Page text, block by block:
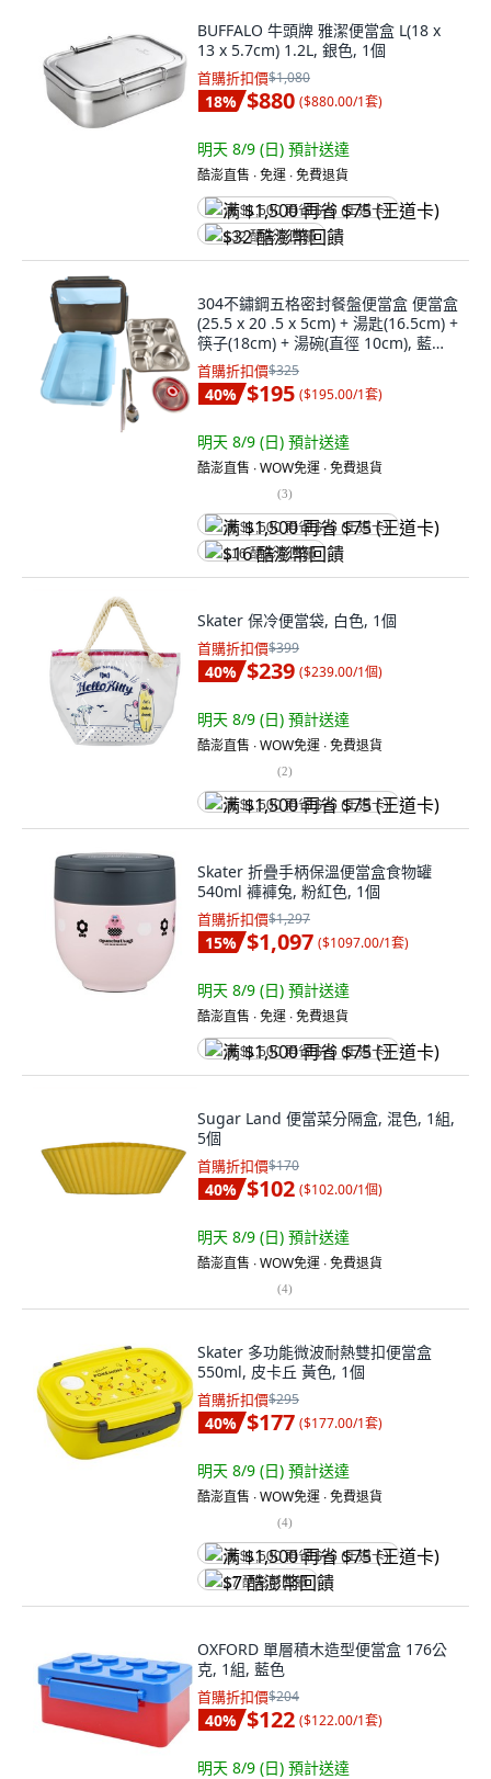
BUFFALO 牛頭牌 雅潔便當盒 L(18 x
13 x 5.7cm) 1.2L, 銀色, 1個
首購折扣價$1,080
18% $880 ($880.00/1套)
明天 8/9 (日) 預計送達
酷澎直售 ∙ 免運 ∙ 免費退貨
满 $1,500 再省 $75 (王道卡)
$32 酷澎幣回饋
304不鏽鋼五格密封餐盤便當盒 便當盒
(25.5 x 20 .5 x 5cm) + 湯匙(16.5cm) +
筷子(18cm) + 湯碗(直徑 10cm), 藍色,
1組
首購折扣價$325
40% $195 ($195.00/1套)
明天 8/9 (日) 預計送達
酷澎直售 ∙ WOW免運 ∙ 免費退貨
(3)
满 $1,500 再省 $75 (王道卡)
$16 酷澎幣回饋
Skater 保冷便當袋, 白色, 1個
首購折扣價$399
40% $239 ($239.00/1個)
明天 8/9 (日) 預計送達
酷澎直售 ∙ WOW免運 ∙ 免費退貨
(2)
满 $1,500 再省 $75 (王道卡)
Skater 折疊手柄保溫便當盒食物罐
540ml 褲褲兔, 粉紅色, 1個
首購折扣價$1,297
15% $1,097 ($1097.00/1套)
明天 8/9 (日) 預計送達
酷澎直售 ∙ 免運 ∙ 免費退貨
满 $1,500 再省 $75 (王道卡)
Sugar Land 便當菜分隔盒, 混色, 1組,
5個
首購折扣價$170
40% $102 ($102.00/1個)
明天 8/9 (日) 預計送達
酷澎直售 ∙ WOW免運 ∙ 免費退貨
(4)
Skater 多功能微波耐熱雙扣便當盒
550ml, 皮卡丘 黃色, 1個
首購折扣價$295
40% $177 ($177.00/1套)
明天 8/9 (日) 預計送達
酷澎直售 ∙ WOW免運 ∙ 免費退貨
(4)
满 $1,500 再省 $75 (王道卡)
$7 酷澎幣回饋
OXFORD 單層積木造型便當盒 176公
克, 1組, 藍色
首購折扣價$204
40% $122 ($122.00/1套)
明天 8/9 (日) 預計送達